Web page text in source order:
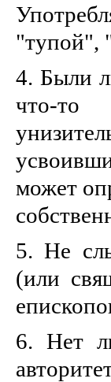
"тупой",
4. Были
что-то
может
5. Не
(или
6. Нет